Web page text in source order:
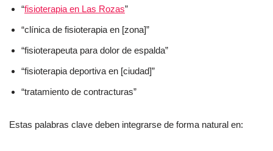
“fisioterapia en Las Rozas”
“clínica de fisioterapia en [zona]”
“fisioterapeuta para dolor de espalda”
“fisioterapia deportiva en [ciudad]”
“tratamiento de contracturas”
Estas palabras clave deben integrarse de forma natural en: